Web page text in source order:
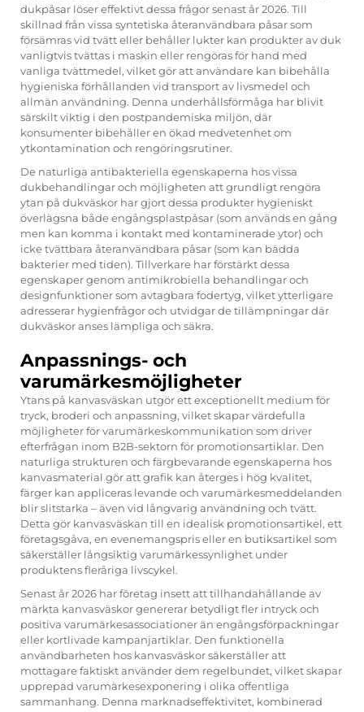
dukpåsar löser effektivt dessa frågor senast år 2026. Till
skillnad från vissa syntetiska återanvändbara påsar som
försämras vid tvätt eller behåller lukter kan produkter av duk
vanligtvis tvättas i maskin eller rengöras för hand med
vanliga tvättmedel, vilket gör att användare kan bibehålla
hygieniska förhållanden vid transport av livsmedel och
allmän användning. Denna underhållsförmåga har blivit
särskilt viktig i den postpandemiska miljön, där
konsumenter bibehåller en ökad medvetenhet om
ytkontamination och rengöringsrutiner.
De naturliga antibakteriella egenskaperna hos vissa
dukbehandlingar och möjligheten att grundligt rengöra
ytan på dukväskor har gjort dessa produkter hygieniskt
överlägsna både engångsplastpåsar (som används en gång
men kan komma i kontakt med kontaminerade ytor) och
icke tvättbara återanvändbara påsar (som kan bädda
bakterier med tiden). Tillverkare har förstärkt dessa
egenskaper genom antimikrobiella behandlingar och
designfunktioner som avtagbara fodertyg, vilket ytterligare
adresserar hygienfrågor och utvidgar de tillämpningar där
dukväskor anses lämpliga och säkra.
Anpassnings- och
varumärkesmöjligheter
Ytans på kanvasväskan utgör ett exceptionellt medium för
tryck, broderi och anpassning, vilket skapar värdefulla
möjligheter för varumärkeskommunikation som driver
efterfrågan inom B2B-sektorn för promotionsartiklar. Den
naturliga strukturen och färgbevarande egenskaperna hos
kanvasmaterial gör att grafik kan återges i hög kvalitet,
färger kan appliceras levande och varumärkesmeddelanden
blir slitstarka – även vid långvarig användning och tvätt.
Detta gör kanvasväskan till en idealisk promotionsartikel, ett
företagsgåva, en evenemangspris eller en butiksartikel som
säkerställer långsiktig varumärkessynlighet under
produktens fleråriga livscykel.
Senast år 2026 har företag insett att tillhandahållande av
märkta kanvasväskor genererar betydligt fler intryck och
positiva varumärkesassociationer än engångsförpackningar
eller kortlivade kampanjartiklar. Den funktionella
användbarheten hos kanvasväskor säkerställer att
mottagare faktiskt använder dem regelbundet, vilket skapar
upprepad varumärkesexponering i olika offentliga
sammanhang. Denna marknadseffektivitet, kombinerad